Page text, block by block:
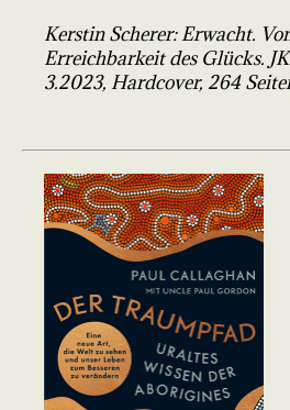
Kerstin Scherer: Erwacht.
Erreichbarkeit des Glücks.
3.2023, Hardcover, 264